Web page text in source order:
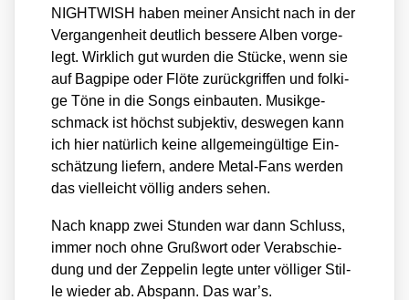
NIGHTWISH haben mei­ner Ansicht nach in der
Ver­gan­gen­heit deut­lich bes­se­re Alben vor­ge­
legt. Wirk­lich gut wur­den die Stü­cke, wenn sie
auf Bag­pi­pe oder Flö­te zurück­grif­fen und fol­ki­
ge Töne in die Songs ein­bau­ten. Musik­ge­
schmack ist höchst sub­jek­tiv, des­we­gen kann
ich hier natür­lich kei­ne all­ge­mein­gül­ti­ge Ein­
schät­zung lie­fern, ande­re Metal-Fans wer­den
das viel­leicht völ­lig anders sehen.
Nach knapp zwei Stun­den war dann Schluss,
immer noch ohne Gruß­wort oder Ver­ab­schie­
dung und der Zep­pe­lin leg­te unter völ­li­ger Stil­
le wie­der ab. Abspann. Das war’s.